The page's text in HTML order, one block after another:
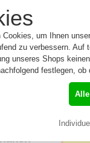
Cookies, um Ihnen
zu verbessern. Auf
unseres Shops
festlegen,
oder
oder